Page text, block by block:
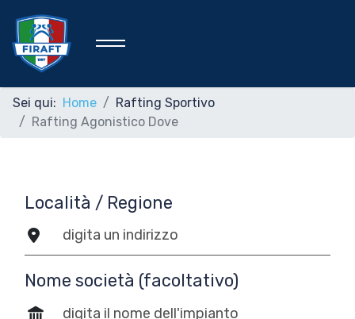
Federazione
Rafting Sportivo
Discipline Federali
Sei qui: Home
Rafting Sportivo
Rafting Agonistico Dove
Località / Regione
Nome società (facoltativo)